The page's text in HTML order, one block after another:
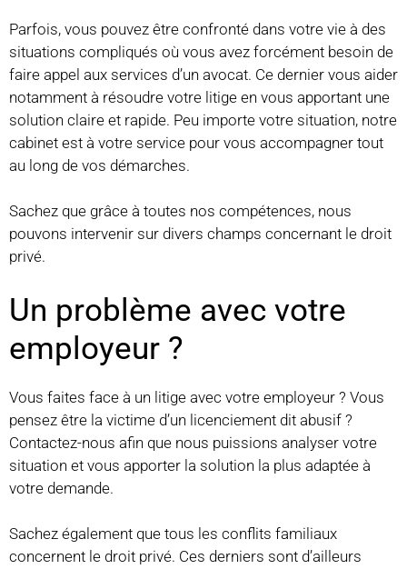
Parfois, vous pouvez être confronté dans votre vie à des
situations compliqués où vous avez forcément besoin de
faire appel aux services d’un avocat. Ce dernier vous aider
notamment à résoudre votre litige en vous apportant une
solution claire et rapide. Peu importe votre situation, notre
cabinet est à votre service pour vous accompagner tout
au long de vos démarches.
Sachez que grâce à toutes nos compétences, nous
pouvons intervenir sur divers champs concernant le droit
privé.
Un problème avec votre
employeur ?
Vous faites face à un litige avec votre employeur ? Vous
pensez être la victime d’un licenciement dit abusif ?
Contactez-nous afin que nous puissions analyser votre
situation et vous apporter la solution la plus adaptée à
votre demande.
Sachez également que tous les conflits familiaux
concernent le droit privé. Ces derniers sont d’ailleurs